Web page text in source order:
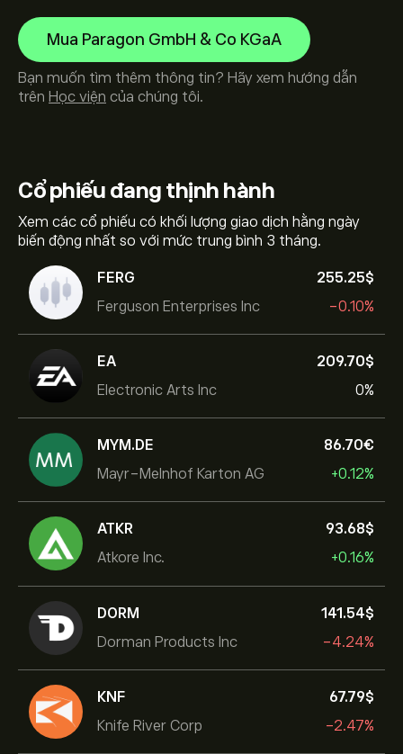
Cổ phiếu đang thịnh hành
Xem các cổ phiếu có khối lượng giao dịch hằng ngày
biến động nhất so với mức trung bình 3 tháng.
FERG
Ferguson Enterprises Inc
255.25‎$‎
-0.10%
EA
Electronic Arts Inc
209.70‎$‎
0%
MYM.DE
Mayr-Melnhof Karton AG
86.70‎€‎
+0.12%
ATKR
Atkore Inc.
93.68‎$‎
+0.16%
DORM
Dorman Products Inc
141.54‎$‎
-4.24%
KNF
Knife River Corp
67.79‎$‎
-2.47%
Mua Paragon GmbH & Co KGaA
Bạn muốn tìm thêm thông tin? Hãy xem hướng dẫn
trên Học viện của chúng tôi.